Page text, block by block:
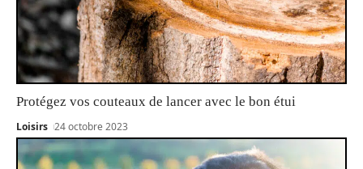
Protégez vos couteaux de lancer avec le bon étui
Loisirs 24 octobre 2023